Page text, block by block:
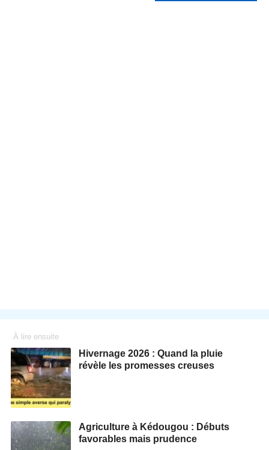
À lire ensuite
Hivernage 2026 : Quand la pluie
révèle les promesses creuses
Agriculture à Kédougou : Débuts
favorables mais prudence